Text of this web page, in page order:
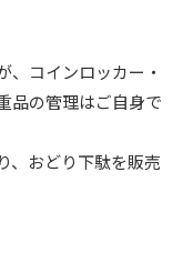
コインロッカー・
品の管理はご自身で
、おどり下駄を販売